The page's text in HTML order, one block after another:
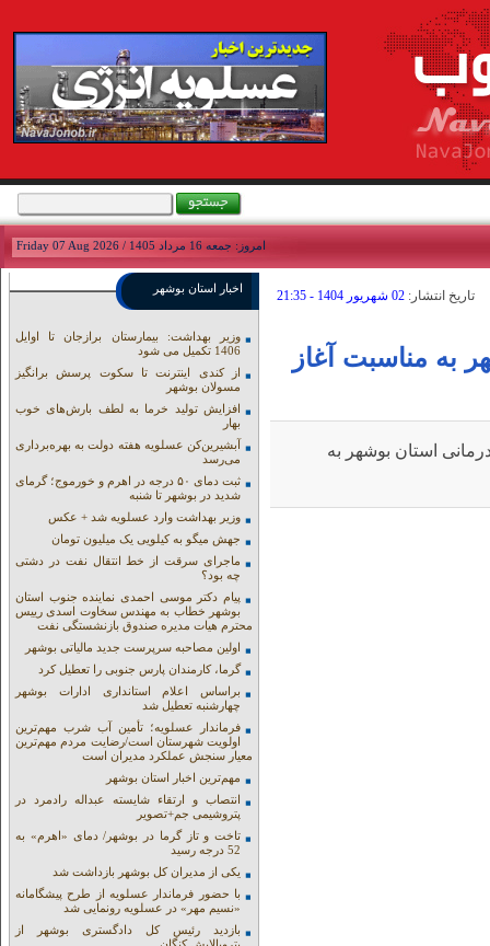
امروز: جمعه 16 مرداد 1405 / Friday 07 Aug 2026
تاريخ انتشار: 02 شهريور 1404 - 21:35
به مناسبت آغاز
استان بوشهر به
اخبار استان بوشهر
وزیر بهداشت: بیمارستان برازجان تا اوایل
1406 تکمیل می شود
از کندی اینترنت تا سکوت پرسش برانگیز
مسولان بوشهر
افزایش تولید خرما به لطف بارش‌های خوب
بهار
آبشیرین‌کن عسلویه هفته دولت به بهره‌برداری
می‌رسد
ثبت دمای ۵۰ درجه در اهرم و خورموج؛ گرمای
شدید در بوشهر تا شنبه
وزیر بهداشت وارد عسلویه شد + عکس
جهش میگو به کیلویی یک میلیون تومان
ماجرای سرقت از خط انتقال نفت در دشتی
چه بود؟
پیام دکتر موسی احمدی نماینده جنوب استان
بوشهر خطاب به مهندس سخاوت اسدی رییس
محترم هیات مدیره صندوق بازنشستگی نفت
اولین مصاحبه سرپرست جدید مالیاتی بوشهر
گرما، کارمندان پارس جنوبی را تعطیل کرد
براساس اعلام استانداری ادارات بوشهر
چهارشنبه تعطیل شد
فرماندار عسلویه؛ تأمین آب شرب مهم‌ترین
اولویت شهرستان است/رضایت مردم مهم‌ترین
معیار سنجش عملکرد مدیران است
مهم‌ترین اخبار استان بوشهر
انتصاب و ارتقاء شایسته عبداله رادمرد در
پتروشیمی جم+تصویر
تاخت و تاز گرما در بوشهر/ دمای «اهرم» به
52 درجه رسید
یکی از مدیران کل بوشهر بازداشت شد
با حضور فرماندار عسلویه از طرح پیشگامانه
«نسیم مهر» در عسلویه رونمایی شد
بازدید رئیس کل دادگستری بوشهر از